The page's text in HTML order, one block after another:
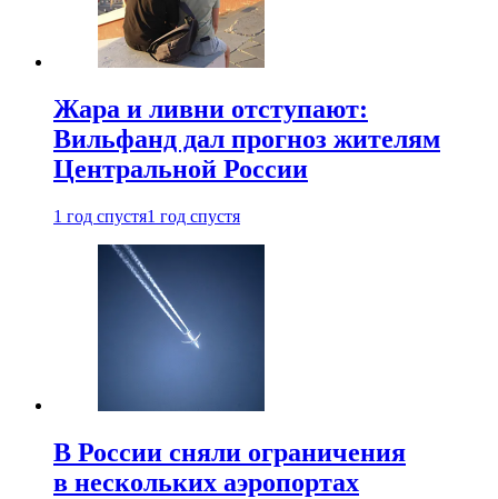
Жара и ливни отступают:
Вильфанд дал прогноз жителям
Центральной России
1 год спустя1 год спустя
В России сняли ограничения
в нескольких аэропортах